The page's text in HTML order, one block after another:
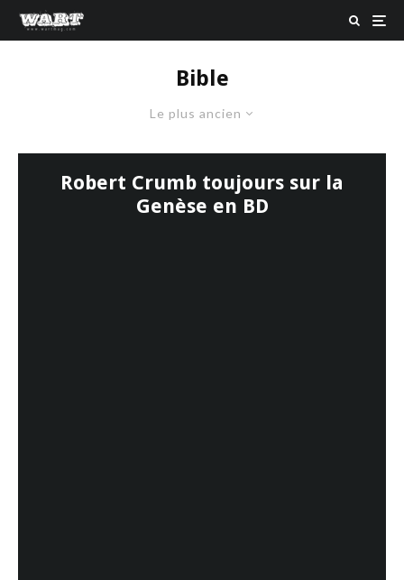
Bible
Le plus ancien
Robert Crumb toujours sur la
Genèse en BD